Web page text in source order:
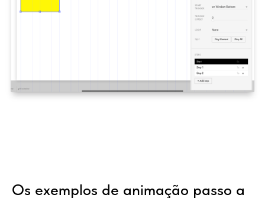
Os exemplos de animação passo a